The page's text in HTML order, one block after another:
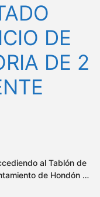
DE
DE 2
al Tablón de
de Hondón …